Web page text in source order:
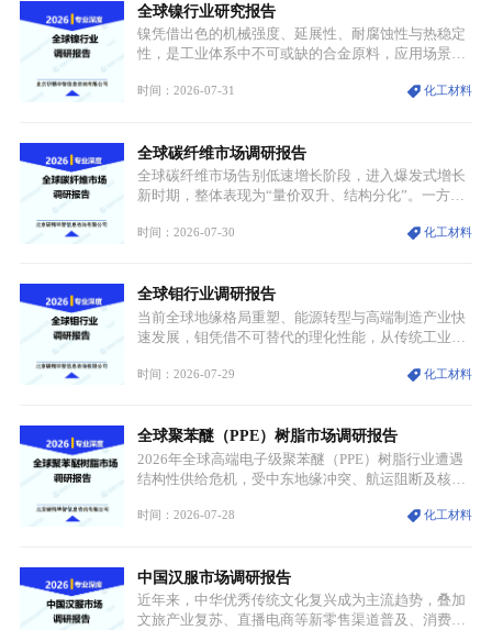
特点，在消费、创业、政策、技术多重驱动下，依旧
具备强劲的发展活力。
全球镍行业研究报告
镍凭借出色的机械强度、延展性、耐腐蚀性与热稳定
性，是工业体系中不可或缺的合金原料，应用场景横
用价值难以被替代。依托理化优势，镍被全球主要经
型为新能源核心战略矿产，全球产业形成“印尼掌控
资源与产能、中国主导消费与技术、工艺向低碳湿法
迭代、再生镍加速补位”的全新格局。
时间：2026-07-31 化工材料
全球碳纤维市场调研报告
全球碳纤维市场告别低速增长阶段，进入爆发式增长
新时期，整体表现为“量价双升、结构分化”。一方面
持续扩张；另一方面产品、需求、应用场景呈现明显
体规模扩张，高附加值领域与规模化工业应用形成两
大独立增长体系。
时间：2026-07-30 化工材料
全球钼行业调研报告
当前全球地缘格局重塑、能源转型与高端制造产业快
速发展，钼凭借不可替代的理化性能，从传统工业金
需格局重构、价值体系重估的新阶段。钼是典型难熔
贯穿传统工业、高端制造、军工、新能源等多个核心
产业，成为现代工业体系中不可或缺的基础材料。
时间：2026-07-29 化工材料
全球聚苯醚（PPE）树脂市场调研报告
2026年全球高端电子级聚苯醚（PPE）树脂行业遭遇
结构性供给危机，受中东地缘冲突、航运阻断及核心
停产，行业长期维持寡头垄断的供应链格局彻底瓦
价无市”的供给真空，并沿高频覆铜板、PCB电路板向
AI服务器、5G基站等高端电子终端持续传导，全产业
链生产、成本、交付均承受巨大压力。
时间：2026-07-28 化工材料
中国汉服市场调研报告
近年来，中华优秀传统文化复兴成为主流趋势，叠加
文旅产业复苏、直播电商等新零售渠道普及、消费群